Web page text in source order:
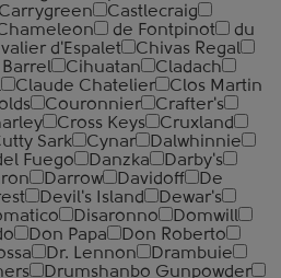
Carrygreen
Castlecraig
de Fontpinot
du
d'Espalet
Chivas Regal
Barrel Cihuatan
Cladach
Claude Chatelier
Clos Martin
Couronnier
Crafter's
Cross Keys
Cruxland
Sark Cynar
Dalwhinnie
Fuego Danzka
Darby's
Darrow Davidoff
De
Devil's Island
Dewar's
Disaronno
Domwill
Don Papa
Don Roberto
Dr. Lennon
Drambuie
Drumshanbo Gunpowder